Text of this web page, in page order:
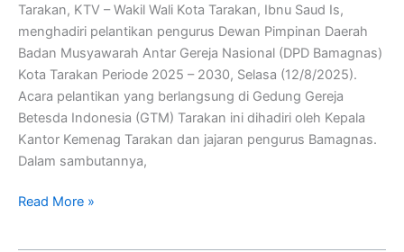
Tarakan, KTV – Wakil Wali Kota Tarakan, Ibnu Saud Is,
menghadiri pelantikan pengurus Dewan Pimpinan Daerah
Badan Musyawarah Antar Gereja Nasional (DPD Bamagnas)
Kota Tarakan Periode 2025 – 2030, Selasa (12/8/2025).
Acara pelantikan yang berlangsung di Gedung Gereja
Betesda Indonesia (GTM) Tarakan ini dihadiri oleh Kepala
Kantor Kemenag Tarakan dan jajaran pengurus Bamagnas.
Dalam sambutannya,
Tarakan
Periode
2025-
2030
Read More »